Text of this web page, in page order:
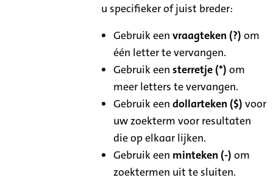
u specifieker of juist breder:
Gebruik eenvraagteken (?) om
één letter te vervangen.
Gebruik eensterretje (*) om
meer letters te vervangen.
Gebruik eendollarteken ($) voor
uw zoekterm voor resultaten
die op elkaar lijken.
Gebruik een minteken (-) om
zoektermen uit te sluiten.